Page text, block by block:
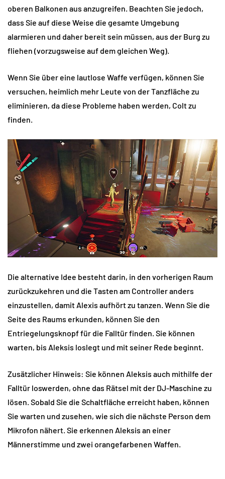
oberen Balkonen aus anzugreifen. Beachten Sie jedoch,
dass Sie auf diese Weise die gesamte Umgebung
alarmieren und daher bereit sein müssen, aus der Burg zu
fliehen (vorzugsweise auf dem gleichen Weg).
Wenn Sie über eine lautlose Waffe verfügen, können Sie
versuchen, heimlich mehr Leute von der Tanzfläche zu
eliminieren, da diese Probleme haben werden, Colt zu
finden.
Die alternative Idee besteht darin, in den vorherigen Raum
zurückzukehren und die Tasten am Controller anders
einzustellen, damit Alexis aufhört zu tanzen. Wenn Sie die
Seite des Raums erkunden, können Sie den
Entriegelungsknopf für die Falltür finden. Sie können
warten, bis Aleksis loslegt und mit seiner Rede beginnt.
Zusätzlicher Hinweis: Sie können Aleksis auch mithilfe der
Falltür loswerden, ohne das Rätsel mit der DJ-Maschine zu
lösen. Sobald Sie die Schaltfläche erreicht haben, können
Sie warten und zusehen, wie sich die nächste Person dem
Mikrofon nähert. Sie erkennen Aleksis an einer
Männerstimme und zwei orangefarbenen Waffen.